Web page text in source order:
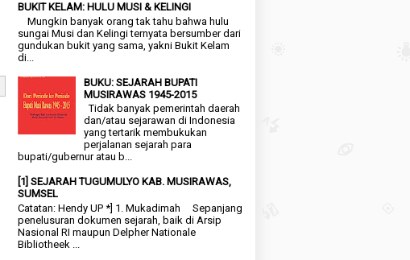
BUKIT KELAM: HULU MUSI & KELINGI
Mungkin banyak orang tak tahu bahwa hulu
sungai Musi dan Kelingi ternyata bersumber dari
gundukan bukit yang sama, yakni Bukit Kelam
di...
BUKU: SEJARAH BUPATI
MUSIRAWAS 1945-2015
Tidak banyak pemerintah daerah
dan/atau sejarawan di Indonesia
yang tertarik membukukan
perjalanan sejarah para
bupati/gubernur atau b...
[1] SEJARAH TUGUMULYO KAB. MUSIRAWAS,
SUMSEL
Catatan: Hendy UP *] 1. Mukadimah Sepanjang
penelusuran dokumen sejarah, baik di Arsip
Nasional RI maupun Delpher Nationale
Bibliotheek ...